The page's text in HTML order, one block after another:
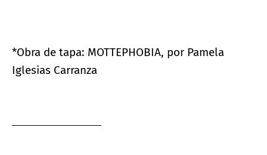
*Obra de tapa: MOTTEPHOBIA, por Pamela
Iglesias Carranza